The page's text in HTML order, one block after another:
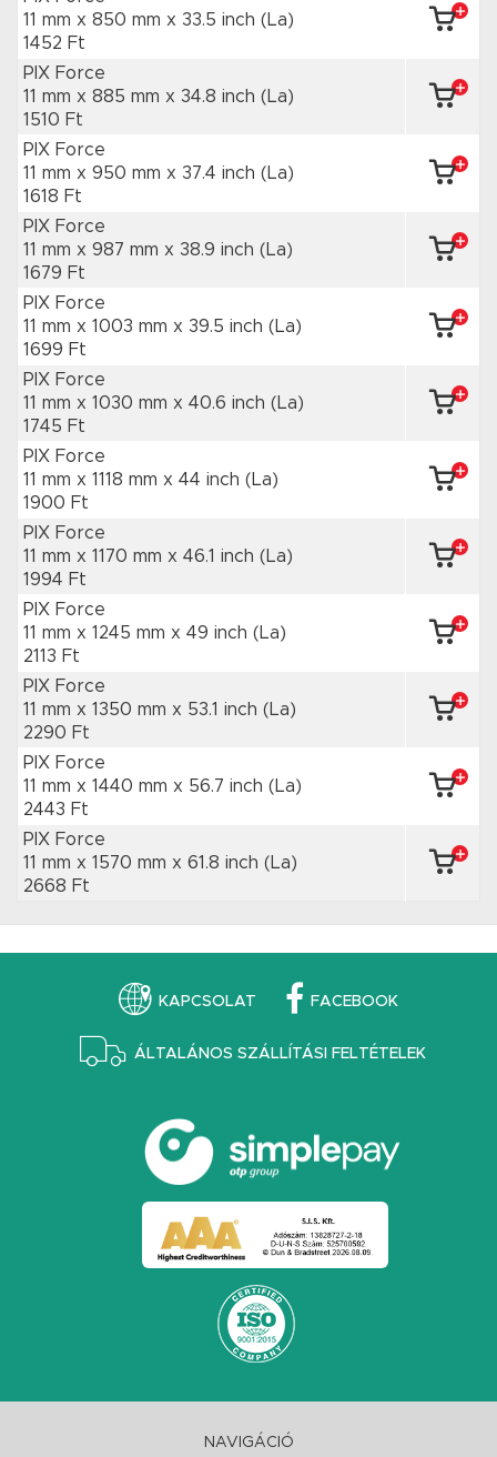
11 mm x 850 mm x 33.5 inch (La)
1452 Ft
PIX Force
11 mm x 885 mm x 34.8 inch (La)
1510 Ft
PIX Force
11 mm x 950 mm x 37.4 inch (La)
1618 Ft
PIX Force
11 mm x 987 mm x 38.9 inch (La)
1679 Ft
PIX Force
11 mm x 1003 mm x 39.5 inch (La)
1699 Ft
PIX Force
11 mm x 1030 mm x 40.6 inch (La)
1745 Ft
PIX Force
11 mm x 1118 mm x 44 inch (La)
1900 Ft
PIX Force
11 mm x 1170 mm x 46.1 inch (La)
1994 Ft
PIX Force
11 mm x 1245 mm x 49 inch (La)
2113 Ft
PIX Force
11 mm x 1350 mm x 53.1 inch (La)
2290 Ft
PIX Force
11 mm x 1440 mm x 56.7 inch (La)
2443 Ft
PIX Force
11 mm x 1570 mm x 61.8 inch (La)
2668 Ft
KAPCSOLAT FACEBOOK
ÁLTALÁNOS SZÁLLÍTÁSI FELTÉTELEK
NAVIGÁCIÓ